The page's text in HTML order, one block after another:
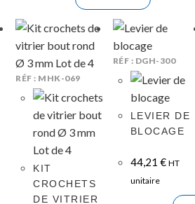
RÉF : MHK-069
KIT
CROCHETS
DE VITRIER
RÉF : DGH-300
LEVIER DE
BLOCAGE
44,21 € HT
unitaire